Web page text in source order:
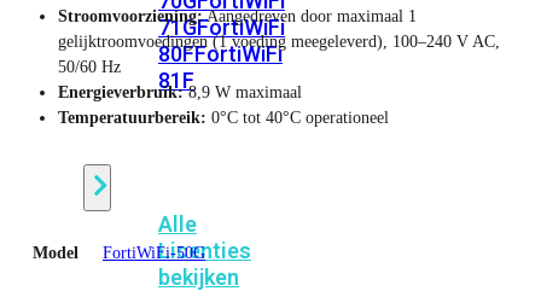
71GFortiWiFi
80FFortiWiFi
81F
Alle
Licenties
bekijken
Stroomvoorziening:Aangedreven door maximaal 1
gelijktroomvoedingen (1 voeding meegeleverd), 100–240 V AC,
50/60 Hz
Energieverbruik:8,9 W maximaal
Temperatuurbereik: 0°C tot 40°C operationeel
Model FortiWiFi-50G